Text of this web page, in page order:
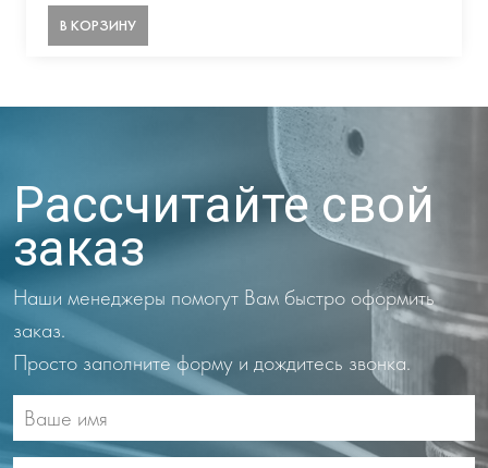
В КОРЗИНУ
Рассчитайте свой
заказ
Наши менеджеры помогут Вам быстро оформить
заказ.
Просто заполните форму и дождитесь звонка.